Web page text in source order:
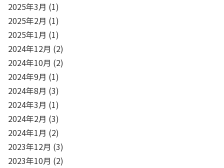
2025年3月 (1)
2025年2月 (1)
2025年1月 (1)
2024年12月 (2)
2024年10月 (2)
2024年9月 (1)
2024年8月 (3)
2024年3月 (1)
2024年2月 (3)
2024年1月 (2)
2023年12月 (3)
2023年10月 (2)